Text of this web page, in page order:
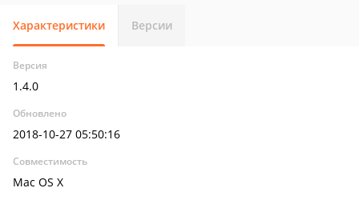
Характеристики Версии
Версия
1.4.0
Обновлено
2018-10-27 05:50:16
Совместимость
Mac OS X